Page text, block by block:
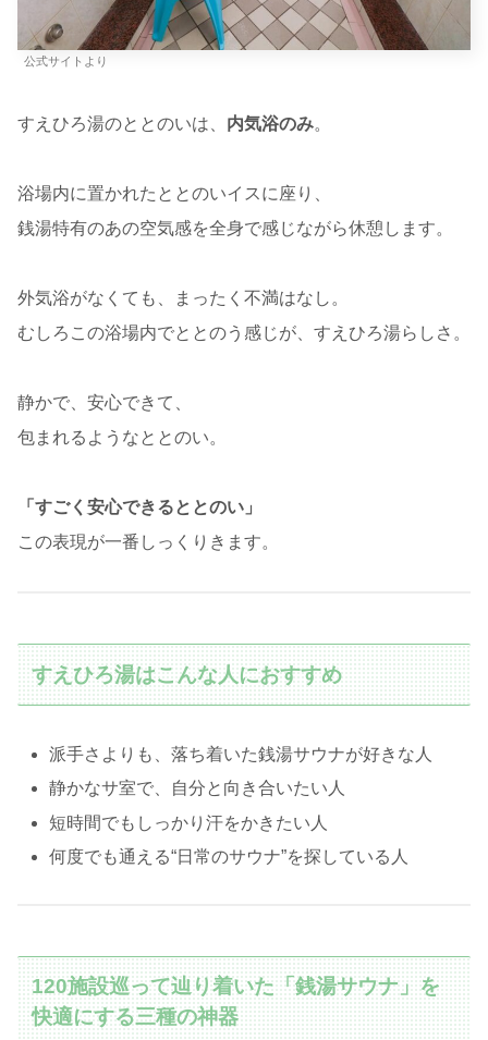
公式サイトより
すえひろ湯のととのいは、 内気浴のみ。
浴場内に置かれたととのいイスに座り、
銭湯特有のあの空気感を全身で感じながら休憩します。
外気浴がなくても、まったく不満はなし。
むしろこの浴場内でととのう感じが、すえひろ湯らしさ。
静かで、安心できて、
包まれるようなととのい。
「すごく安心できるととのい」
この表現が一番しっくりきます。
すえひろ湯はこんな人におすすめ
派手さよりも、落ち着いた銭湯サウナが好きな人
静かなサ室で、自分と向き合いたい人
短時間でもしっかり汗をかきたい人
何度でも通える“日常のサウナ”を探している人
120施設巡って辿り着いた「銭湯サウナ」を
快適にする三種の神器